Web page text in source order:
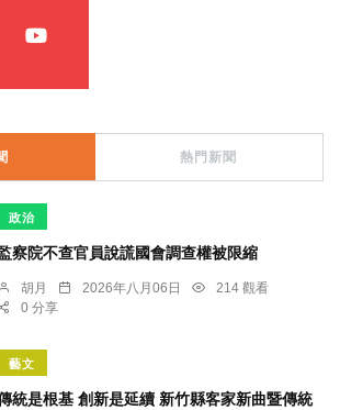
熱門新聞
政治
察院不查官員說謊國會調查權被限縮
胡月 2026年八月06日
214 觀看
0 分享
藝文
統是根基 創新是延續 新竹縣客家新曲暨傳統